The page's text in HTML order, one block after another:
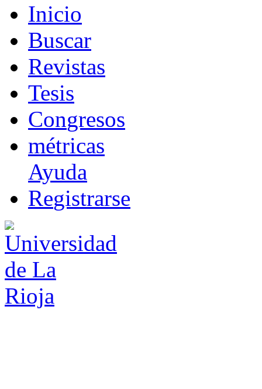
Inicio
Buscar
Revistas
Tesis
Congresos
métricas
Ayuda
Registrarse